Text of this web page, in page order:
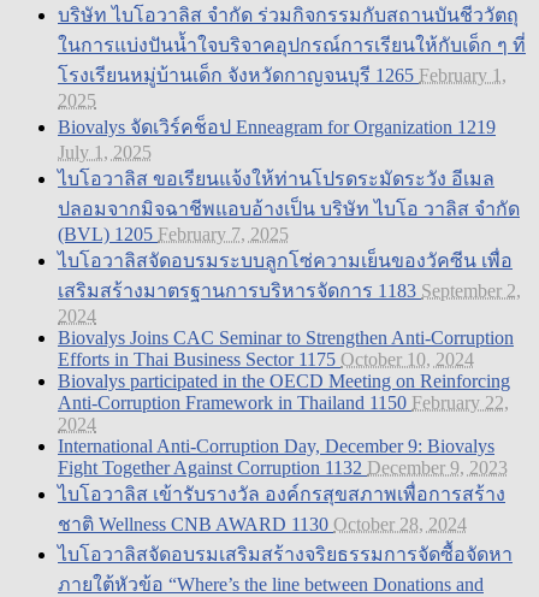
บริษัท ไบโอวาลิส จำกัด ร่วมกิจกรรมกับสถานบันชีววัตถุ
ในการแบ่งปันน้ำใจบริจาคอุปกรณ์การเรียนให้กับเด็ก ๆ ที่
โรงเรียนหมู่บ้านเด็ก จังหวัดกาญจนบุรี 1265 February 1,
2025
Biovalys จัดเวิร์คช็อป Enneagram for Organization 1219
July 1, 2025
ไบโอวาลิส ขอเรียนแจ้งให้ท่านโปรดระมัดระวัง อีเมล
ปลอมจากมิจฉาชีพแอบอ้างเป็น บริษัท ไบโอ วาลิส จำกัด
(BVL) 1205 February 7, 2025
ไบโอวาลิสจัดอบรมระบบลูกโซ่ความเย็นของวัคซีน เพื่อ
เสริมสร้างมาตรฐานการบริหารจัดการ 1183 September 2,
2024
Biovalys Joins CAC Seminar to Strengthen Anti-Corruption
Efforts in Thai Business Sector 1175 October 10, 2024
Biovalys participated in the OECD Meeting on Reinforcing
Anti-Corruption Framework in Thailand 1150 February 22,
2024
International Anti-Corruption Day, December 9: Biovalys
Fight Together Against Corruption 1132 December 9, 2023
ไบโอวาลิส เข้ารับรางวัล องค์กรสุขสภาพเพื่อการสร้าง
ชาติ Wellness CNB AWARD 1130 October 28, 2024
ไบโอวาลิสจัดอบรมเสริมสร้างจริยธรรมการจัดซื้อจัดหา
ภายใต้หัวข้อ “Where’s the line between Donations and